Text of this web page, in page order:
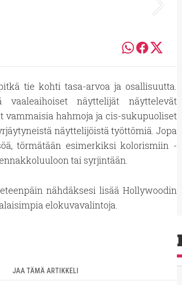
tie kohti tasa-arvoa ja osallisuutta.
näyttelijät näyttelevät
hahmoja ja cis-sukupuoliset
näyttelijöistä työttömiä. Jopa
törmätään esimerkiksi kolorismiin -
tai syrjintään.
nähdäksesi lisää Hollywoodin
elokuvavalintoja.
JAA TÄMÄ ARTIKKELI